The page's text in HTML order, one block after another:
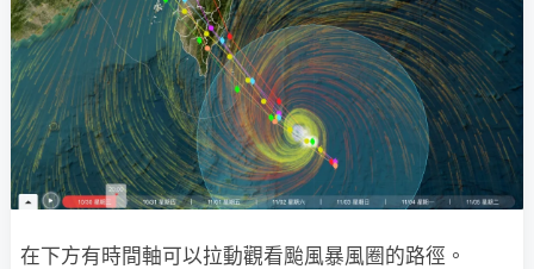
在下方有時間軸可以拉動觀看颱風暴風圈的路徑。